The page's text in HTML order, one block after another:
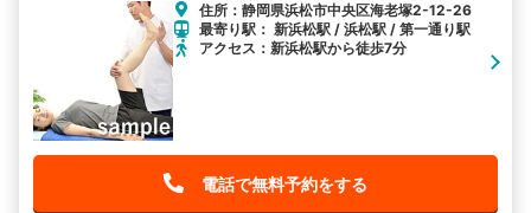
住所：静岡県浜松市中央区海老塚2-12-26
最寄り駅： 新浜松駅 / 浜松駅 / 第一通り駅
アクセス：新浜松駅から徒歩7分
電話で無料予約をする